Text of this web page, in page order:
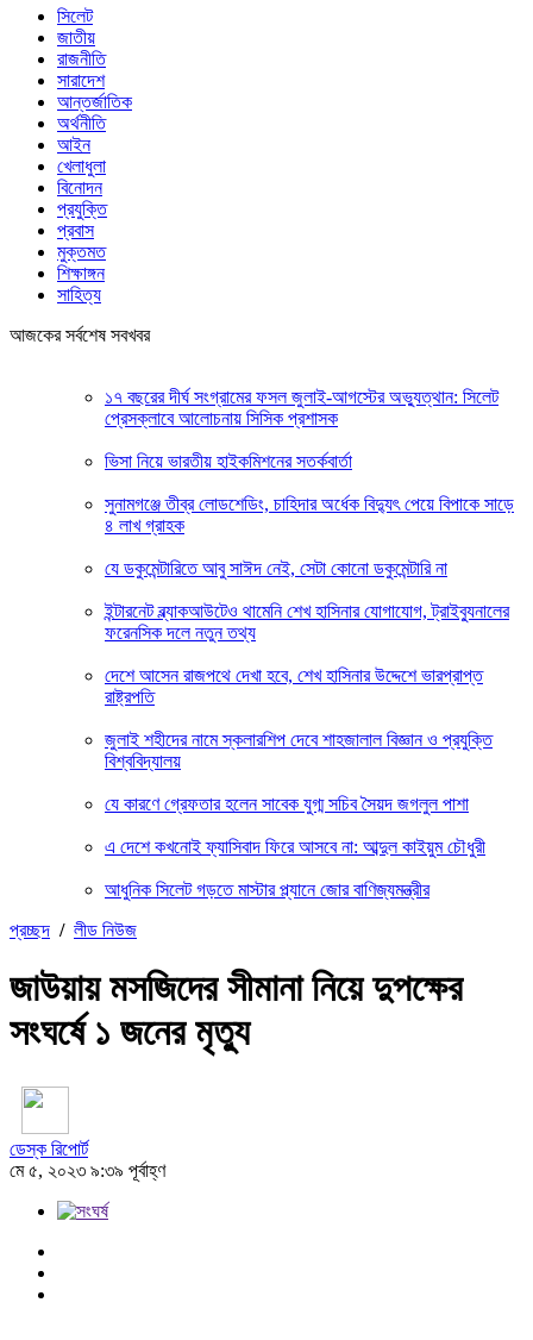
সিলেট
জাতীয়
রাজনীতি
সারাদেশ
আন্তর্জাতিক
অর্থনীতি
আইন
খেলাধুলা
বিনোদন
প্রযুক্তি
প্রবাস
মুক্তমত
শিক্ষাঙ্গন
সাহিত্য
আজকের সর্বশেষ সবখবর
১৭ বছরের দীর্ঘ সংগ্রামের ফসল জুলাই-আগস্টের অভ্যুত্থান: সিলেট
প্রেসক্লাবে আলোচনায় সিসিক প্রশাসক
ভিসা নিয়ে ভারতীয় হাইকমিশনের সতর্কবার্তা
সুনামগঞ্জে তীব্র লোডশেডিং, চাহিদার অর্ধেক বিদ্যুৎ পেয়ে বিপাকে সাড়ে
৪ লাখ গ্রাহক
যে ডকুমেন্টারিতে আবু সাঈদ নেই, সেটা কোনো ডকুমেন্টারি না
ইন্টারনেট ব্ল্যাকআউটেও থামেনি শেখ হাসিনার যোগাযোগ, ট্রাইব্যুনালের
ফরেনসিক দলে নতুন তথ্য
দেশে আসেন রাজপথে দেখা হবে, শেখ হাসিনার উদ্দেশে ভারপ্রাপ্ত
রাষ্ট্রপতি
জুলাই শহীদের নামে স্কলারশিপ দেবে শাহজালাল বিজ্ঞান ও প্রযুক্তি
বিশ্ববিদ্যালয়
যে কারণে গ্রেফতার হলেন সাবেক যুগ্ম সচিব সৈয়দ জগলুল পাশা
এ দেশে কখনোই ফ্যাসিবাদ ফিরে আসবে না: আব্দুল কাইয়ুম চৌধুরী
আধুনিক সিলেট গড়তে মাস্টার প্ল্যানে জোর বাণিজ্যমন্ত্রীর
প্রচ্ছদ / লীড নিউজ
জাউয়ায় মসজিদের সীমানা নিয়ে দুপক্ষের
সংঘর্ষে ১ জনের মৃত্যু
ডেস্ক রিপোর্ট
মে ৫, ২০২৩ ৯:৩৯ পূর্বাহ্ণ